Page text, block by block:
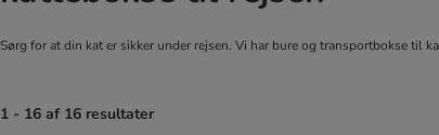
Sørg for at din kat er sikker under rejsen. Vi har bure og transportbokse til
1 - 16 af 16 resultater